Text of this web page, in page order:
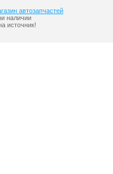
автозапчастей
наличии
источник!